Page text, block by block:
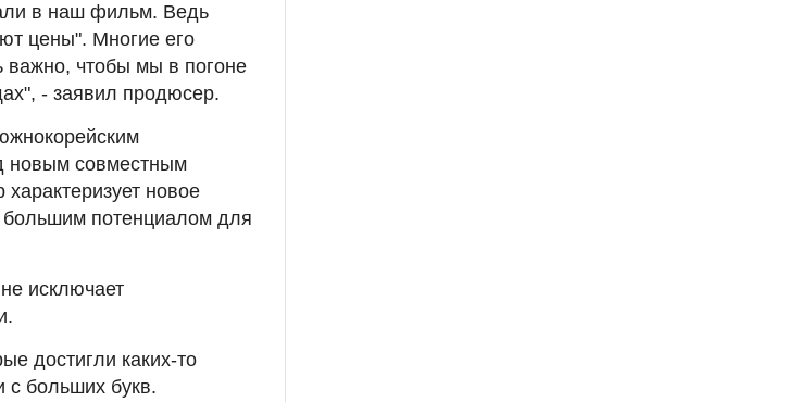
в наш фильм. Ведь
цены". Многие его
важно, чтобы мы в погоне
- заявил продюсер.
новым совместным
новое
большим потенциалом для
исключает
достигли каких-то
с больших букв.